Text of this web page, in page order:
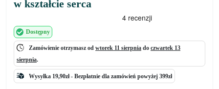
w kształcie serca
Dostępny
Zamówienie otrzymasz od wtorek 11 sierpnia do czwartek 13
sierpnia.
Wysyłka 19,90zł - Bezpłatnie dla zamówień powyżej 399zł